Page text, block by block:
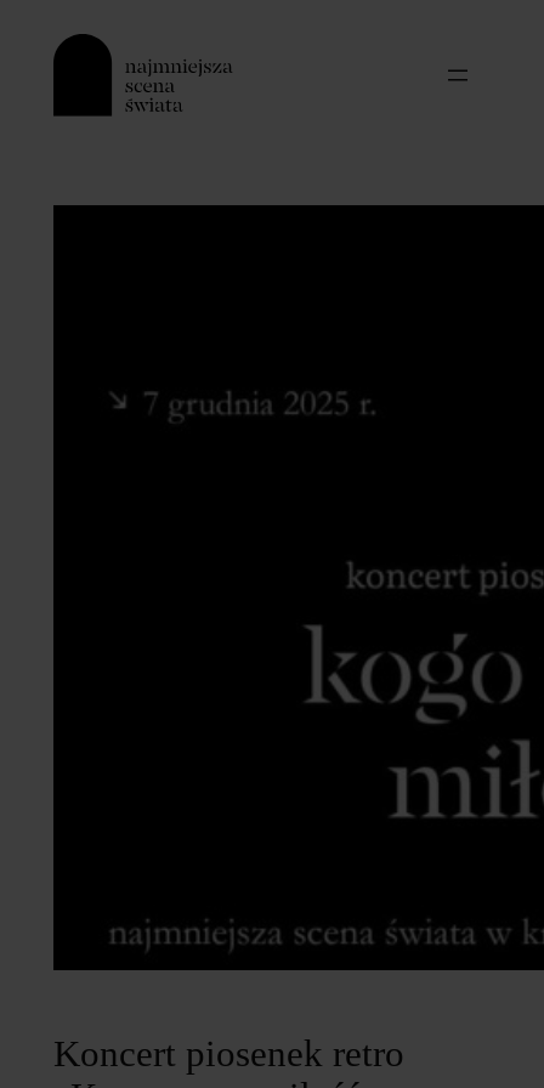
Koncert piosenek retro